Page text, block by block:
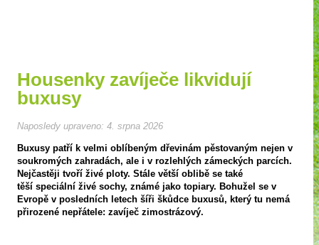
Housenky zavíječe likvidují
buxusy
Naposledy upraveno: 4. srpna 2026
Buxusy patří k velmi oblíbeným dřevinám pěstovaným nejen v
soukromých zahradách, ale i v rozlehlých zámeckých parcích.
Nejčastěji tvoří živé ploty. Stále větší oblibě se také
těší speciální živé sochy, známé jako topiary. Bohužel se v
Evropě v posledních letech šíři škůdce buxusů, který tu nemá
přirozené nepřátele: zavíječ zimostrázový.